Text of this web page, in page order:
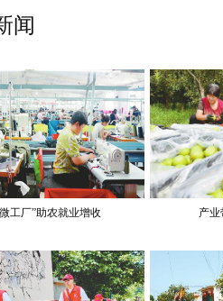
闻
工厂”助农就业增收 产业